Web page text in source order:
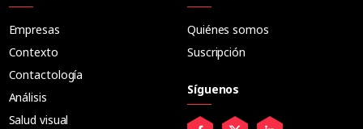
Empresas
Contexto
Contactología
Análisis
Salud visual
Quiénes somos
Suscripción
Síguenos